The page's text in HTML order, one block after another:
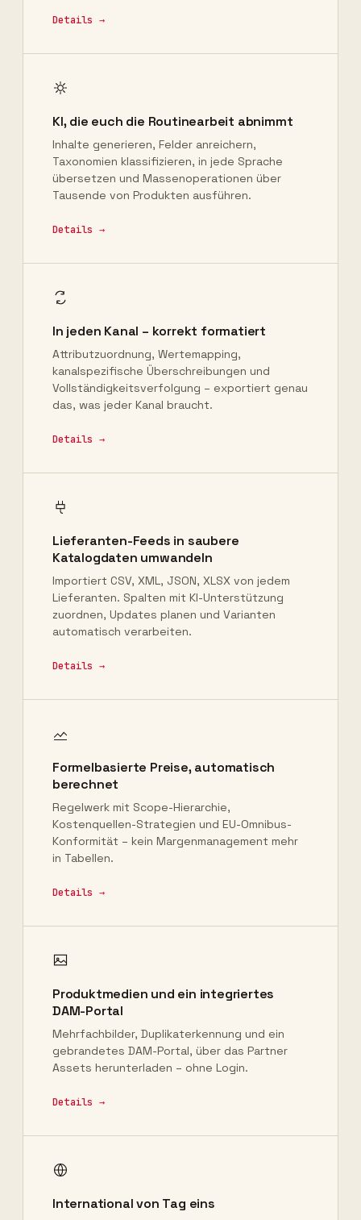
Details →
KI, die euch die Routinearbeit abnimmt
Inhalte generieren, Felder anreichern,
Taxonomien klassifizieren, in jede Sprache
übersetzen und Massenoperationen über
Tausende von Produkten ausführen.
Details →
In jeden Kanal – korrekt formatiert
Attributzuordnung, Wertemapping,
kanalspezifische Überschreibungen und
Vollständigkeitsverfolgung – exportiert genau
das, was jeder Kanal braucht.
Details →
Lieferanten-Feeds in saubere
Katalogdaten umwandeln
Importiert CSV, XML, JSON, XLSX von jedem
Lieferanten. Spalten mit KI-Unterstützung
zuordnen, Updates planen und Varianten
automatisch verarbeiten.
Details →
Formelbasierte Preise, automatisch
berechnet
Regelwerk mit Scope-Hierarchie,
Kostenquellen-Strategien und EU-Omnibus-
Konformität – kein Margenmanagement mehr
in Tabellen.
Details →
Produktmedien und ein integriertes
DAM-Portal
Mehrfachbilder, Duplikaterkennung und ein
gebrandetes DAM-Portal, über das Partner
Assets herunterladen – ohne Login.
Details →
International von Tag eins